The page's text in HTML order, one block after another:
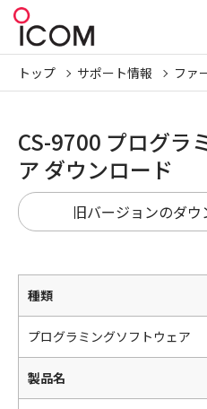
トップ サポート情報 ファ
CS-9700 プログラ
ア ダウンロード
旧バージョンのダ
種類
プログラミングソフトウェア
製品名